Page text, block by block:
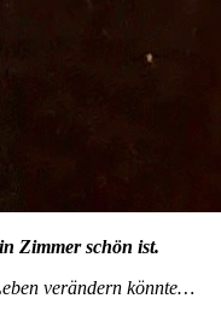
Zimmer schön ist.
verändern könnte…